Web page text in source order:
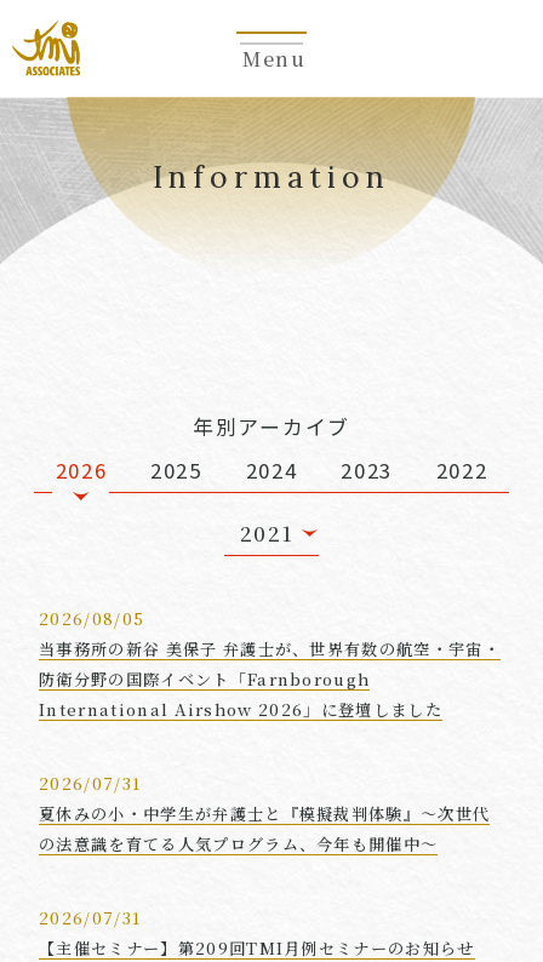
Menu
Information
年別アーカイブ
2026
2025 2024 2023 2022
2021
2026/08/05
当事務所の新谷 美保子 弁護士が、世界有数の航空・宇宙・
防衛分野の国際イベント「Farnborough
International Airshow 2026」に登壇しました
2026/07/31
夏休みの小・中学生が弁護士と『模擬裁判体験』～次世代
の法意識を育てる人気プログラム、今年も開催中～
2026/07/31
【主催セミナー】第209回TMI月例セミナーのお知らせ